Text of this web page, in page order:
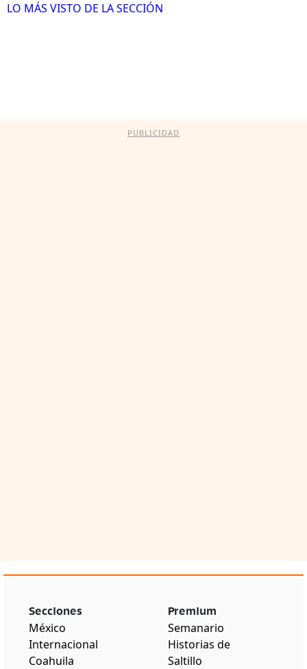
LO MÁS VISTO DE LA SECCIÓN
PUBLICIDAD
Secciones
México
Internacional
Coahuila
Premium
Semanario
Historias de
Saltillo